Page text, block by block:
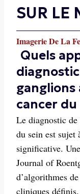
SUR LE
Imagerie De La
Quels
ganglions
cancer du
Le diagnostic
du sein est sujet
significative.
Journal of
d’algorithmes
cliniques